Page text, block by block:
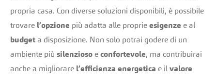
propria casa. Con diverse soluzioni disponibili, è possibile
trovare l’opzione più adatta alle proprieesigenze e al
budget a disposizione. Non solo potrai godere di un
ambiente piùsilenzioso econfortevole, ma contribuirai
anche a migliorare l’efficienza energetica e ilvalore